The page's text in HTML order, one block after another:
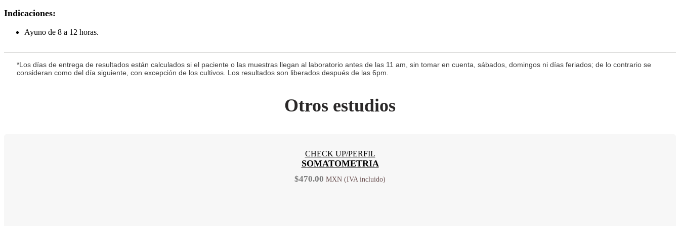
Indicaciones:
Ayuno de 8 a 12 horas.
*Los días de entrega de resultados están calculados si el paciente o las muestras llegan al laboratorio antes de las 11 am, sin tomar en cuenta, sábados, domingos ni días feriados; de lo contrario se
consideran como del día siguiente, con excepción de los cultivos. Los resultados son liberados después de las 6pm.
Otros estudios
CHECK UP/PERFIL
SOMATOMETRIA
$470.00